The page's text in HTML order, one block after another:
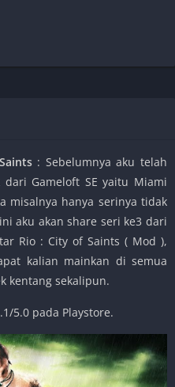
: Sebelumnya aku telah
Gameloft SE yaitu Miami
misalnya hanya serinya tidak
aku akan share seri ke3 dari
Rio : City of Saints ( Mod ),
kalian mainkan di semua
kentang sekalipun.
5.0 pada Playstore.